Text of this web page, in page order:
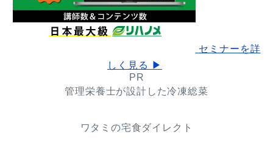
セミナーを詳
しく見る ▶
PR
管理栄養士が設計した冷凍総菜
ワタミの宅食ダイレクト